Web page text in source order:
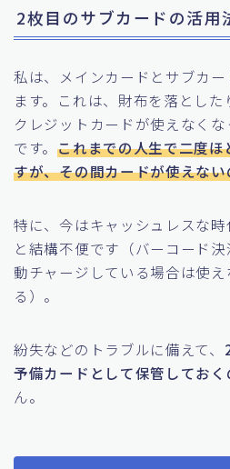
2枚目のサブカードの活用
私は、メインカードとサブカ
ます。これは、財布を落とした
クレジットカードが使えなく
です。これまでの人生で二度
すが、その間カードが使えな
特に、今はキャッシュレスな
と結構不便です（バーコード
動チャージしている場合は使
る）。
紛失などのトラブルに備えて、
予備カードとして保管しておく
ん。